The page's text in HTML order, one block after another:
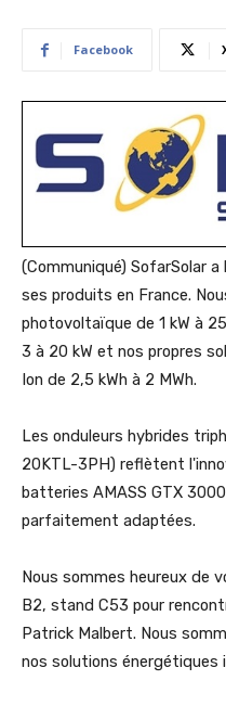
Facebook
(Communiqué) SofarSolar
ses produits en France.
photovoltaïque de 1 kW à
3 à 20 kW et nos propres
Ion de 2,5 kWh à 2 MWh.
Les onduleurs hybrides
20KTL-3PH) reflètent
batteries AMASS GTX
parfaitement adaptées.
Nous sommes heureux de
B2, stand C53 pour
Patrick Malbert. Nous
nos solutions énergétiques